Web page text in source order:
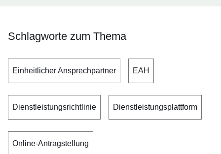
Schlagworte zum Thema
Einheitlicher Ansprechpartner EAH
Dienstleistungsrichtlinie Dienstleistungsplattform
Online-Antragstellung